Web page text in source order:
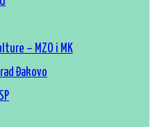
– MZO i MK
Đakovo